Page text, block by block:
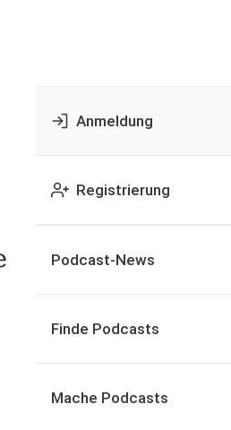
Anmeldung
Registrierung
Podcast-News
Finde Podcasts
Mache Podcasts